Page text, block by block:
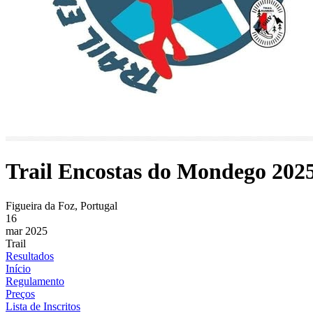
Trail Encostas do Mondego
Figueira da Foz, Portugal
16
mar 2025
Trail
Resultados
Início
Regulamento
Preços
Lista de Inscritos